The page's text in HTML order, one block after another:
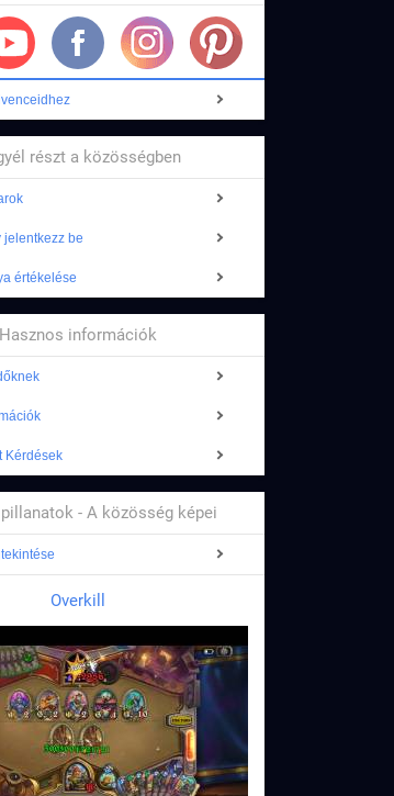
részt a közösségben
jelentkezz be
értékelése
Hasznos információk
Kérdések
- A közösség képei
Overkill